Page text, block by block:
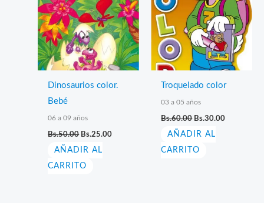
Dinosaurios color.
Bebé
06 a 09 años
Bs.50.00 El
original
era:
Bs.50.00.
Bs.25.00
AÑADIR AL
CARRITO
Troquelado color
03 a 05 años
Bs.60.00 El
original
era:
Bs.60.00.
Bs.30.00
AÑADIR AL
CARRITO